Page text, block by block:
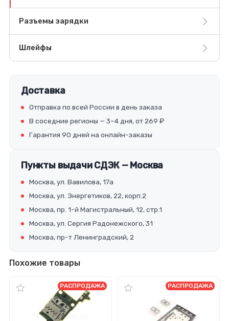
Разъемы зарядки
Шлейфы
Доставка
Отправка по всей России в день заказа
В соседние регионы — 3–4 дня, от 269 ₽
Гарантия 90 дней на онлайн-заказы
Пункты выдачи СДЭК — Москва
Москва, ул. Вавилова, 17а
Москва, ул. Энергетиков, 22, корп.2
Москва, пр. 1-й Магистральный, 12, стр.1
Москва, ул. Сергия Радонежского, 31
Москва, пр-т Ленинградский, 2
Похожие товары
РАСПРОДАЖА РАСПРОДАЖА